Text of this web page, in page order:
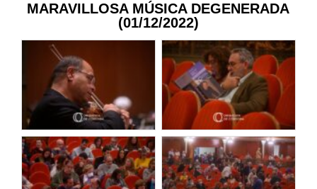
MARAVILLOSA MÚSICA DEGENERADA
(01/12/2022)